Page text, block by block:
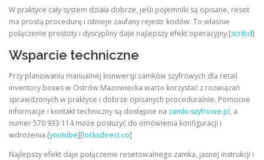
W praktyce cały system działa dobrze, jeśli pojemniki są opisane, reset
ma prostą procedurę i istnieje zaufany rejestr kodów. To właśnie
połączenie prostoty i dyscypliny daje najlepszy efekt operacyjny.[scribd]
Wsparcie techniczne
Przy planowaniu manualnej konwersji zamków szyfrowych dla retail
inventory boxes w Ostrów Mazowiecka warto korzystać z rozwiązań
sprawdzonych w praktyce i dobrze opisanych proceduralnie. Pomocne
informacje i kontakt techniczny są dostępne na zamki-szyfrowe.pl, a
numer 570 933 114 może posłużyć do omówienia konfiguracji i
wdrożenia.[youtube][locksdirect.co]
Najlepszy efekt daje połączenie resetowalnego zamka, jasnej instrukcji i